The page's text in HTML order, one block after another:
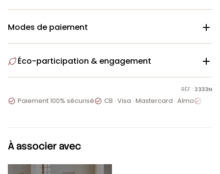
Modes de paiement 
Éco-participation & engagement 
RÉF : 2333N
 Paiement 100% sécurisé CB · Visa · Mastercard · Alma
À associer avec